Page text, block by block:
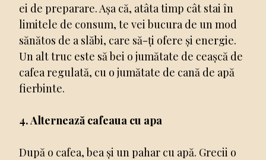
ei de preparare. Așa că, atâta timp cât stai în
limitele de consum, te vei bucura de un mod
sănătos de a slăbi, care să-ți ofere și energie.
Un alt truc este să bei o jumătate de ceașcă de
cafea regulată, cu o jumătate de cană de apă
fierbinte.
4. Alternează cafeaua cu apa
După o cafea, bea și un pahar cu apă. Grecii o